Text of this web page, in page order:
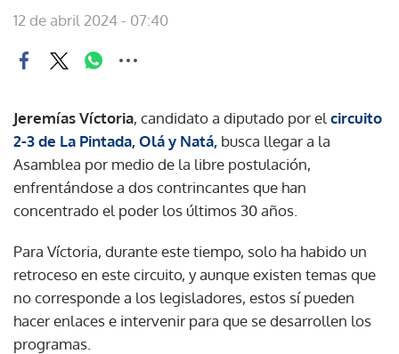
12 de abril 2024 - 07:40
Jeremías Víctoria, candidato a diputado por el circuito
2-3 de La Pintada, Olá y Natá, busca llegar a la
Asamblea por medio de la libre postulación,
enfrentándose a dos contrincantes que han
concentrado el poder los últimos 30 años.
Para Víctoria, durante este tiempo, solo ha habido un
retroceso en este circuito, y aunque existen temas que
no corresponde a los legisladores, estos sí pueden
hacer enlaces e intervenir para que se desarrollen los
programas.